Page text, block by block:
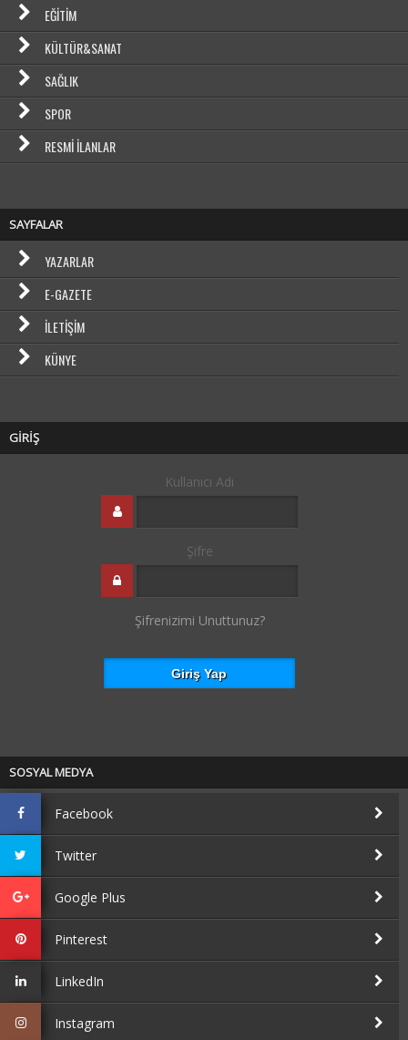
EĞITIM
KÜLTÜR&SANAT
SAĞLIK
SPOR
RESMI İLANLAR
SAYFALAR
YAZARLAR
E-GAZETE
İLETIŞIM
KÜNYE
GİRİŞ
Kullanıcı Adı
Şifre
Şifrenizimi Unuttunuz?
SOSYAL MEDYA
Facebook
Twitter
Google Plus
Pinterest
LinkedIn
Instagram